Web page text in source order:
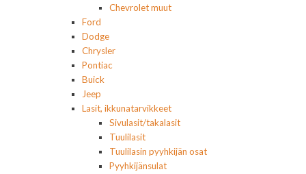
Chevrolet muut
Ford
Dodge
Chrysler
Pontiac
Buick
Jeep
Lasit, ikkunatarvikkeet
Sivulasit/takalasit
Tuulilasit
Tuulilasin pyyhkijän osat
Pyyhkijänsulat